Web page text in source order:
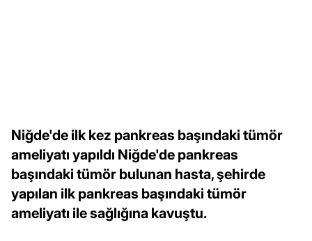
Niğde'de ilk kez pankreas başındaki tümör
ameliyatı yapıldı Niğde'de pankreas
başındaki tümör bulunan hasta, şehirde
yapılan ilk pankreas başındaki tümör
ameliyatı ile sağlığına kavuştu.